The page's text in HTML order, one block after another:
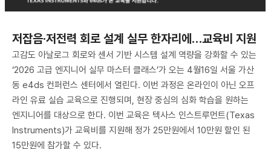
저잡음·저전력 회로 설계 실무 한자리에…교육비 지원
고감도 아날로그 회로와 센서 기반 시스템 설계 역량을 강화할 수 있는
‘2026 고급 엔지니어 실무 마스터 클래스’가 오는 4월16일 서울 가산
동 e4ds 컨퍼런스 센터에서 열린다. 이번 과정은 온라인이 아닌 오프
라인 유료 실습 교육으로 진행되며, 현장 중심의 심화 학습을 원하는
엔지니어를 대상으로 한다. 이번 교육은 텍사스 인스트루먼트(Texas
Instruments)가 교육비를 지원해 정가 25만원에서 10만원 할인 된
15만원에 참가할 수 있다.